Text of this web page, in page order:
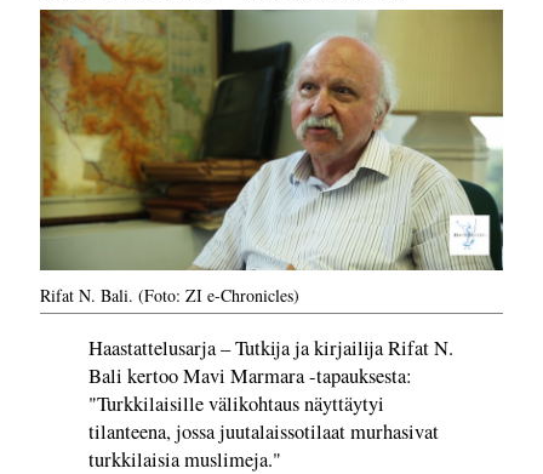
Rifat N. Bali. (Foto: ZI e-Chronicles)
Haastattelusarja – Tutkija ja kirjailija Rifat N.
Bali kertoo Mavi Marmara -tapauksesta:
"Turkkilaisille välikohtaus näyttäytyi
tilanteena, jossa juutalaissotilaat murhasivat
turkkilaisia muslimeja."